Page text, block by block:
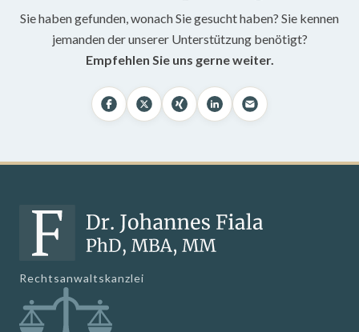
Sie haben gefunden, wonach Sie gesucht haben? Sie kennen
jemanden der unserer Unterstützung benötigt?
Empfehlen Sie uns gerne weiter.
Rechtsanwaltskanzlei